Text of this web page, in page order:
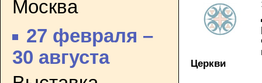
Москва
27 февраля –
30 августа
Церкви